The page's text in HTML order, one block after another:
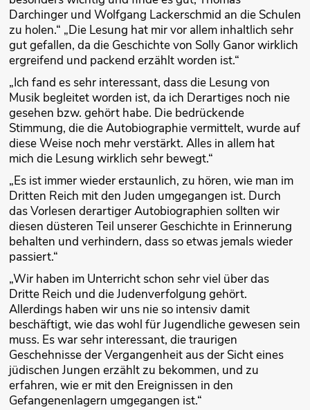
Darchinger und Wolfgang Lackerschmid an die Schulen
zu holen.“ „Die Lesung hat mir vor allem inhaltlich sehr
gut gefallen, da die Geschichte von Solly Ganor wirklich
ergreifend und packend erzählt worden ist.“
„Ich fand es sehr interessant, dass die Lesung von
Musik begleitet worden ist, da ich Derartiges noch nie
gesehen bzw. gehört habe. Die bedrückende
Stimmung, die die Autobiographie vermittelt, wurde auf
diese Weise noch mehr verstärkt. Alles in allem hat
mich die Lesung wirklich sehr bewegt.“
„Es ist immer wieder erstaunlich, zu hören, wie man im
Dritten Reich mit den Juden umgegangen ist. Durch
das Vorlesen derartiger Autobiographien sollten wir
diesen düsteren Teil unserer Geschichte in Erinnerung
behalten und verhindern, dass so etwas jemals wieder
passiert.“
„Wir haben im Unterricht schon sehr viel über das
Dritte Reich und die Judenverfolgung gehört.
Allerdings haben wir uns nie so intensiv damit
beschäftigt, wie das wohl für Jugendliche gewesen sein
muss. Es war sehr interessant, die traurigen
Geschehnisse der Vergangenheit aus der Sicht eines
jüdischen Jungen erzählt zu bekommen, und zu
erfahren, wie er mit den Ereignissen in den
Gefangenenlagern umgegangen ist.“